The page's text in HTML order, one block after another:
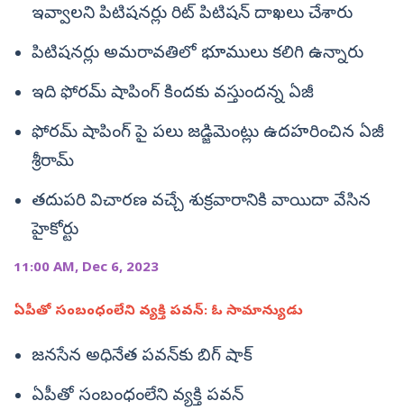
ఇవ్వాలని పిటిషనర్లు రిట్ పిటిషన్ దాఖలు చేశారు
పిటిషనర్లు అమరావతిలో భూములు కలిగి ఉన్నారు
ఇది ఫోరమ్ షాపింగ్ కిందకు వస్తుందన్న ఏజీ
ఫోరమ్ షాపింగ్ పై పలు జడ్జిమెంట్లు ఉదహరించిన ఏజీ
శ్రీరామ్
తదుపరి విచారణ వచ్చే శుక్రవారానికి వాయిదా వేసిన
హైకోర్టు
11:00 AM, Dec 6, 2023
ఏపీతో సంబంధంలేని వ్యక్తి పవన్‌: ఓ సామాన్యుడు
జనసేన అధినేత పవన్‌కు బిగ్‌ షాక్‌
ఏపీతో సంబంధంలేని వ్యక్తి పవన్‌